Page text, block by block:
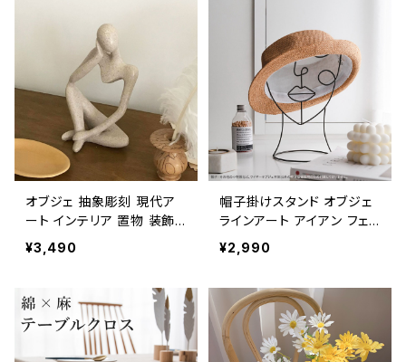
オブジェ 抽象彫刻 現代ア
ート インテリア 置物 装飾
おしゃれ OBJE001
¥3,490
帽子掛けスタンド オブジェ
ラインアート アイアン フェ
イス OBJE002
¥2,990